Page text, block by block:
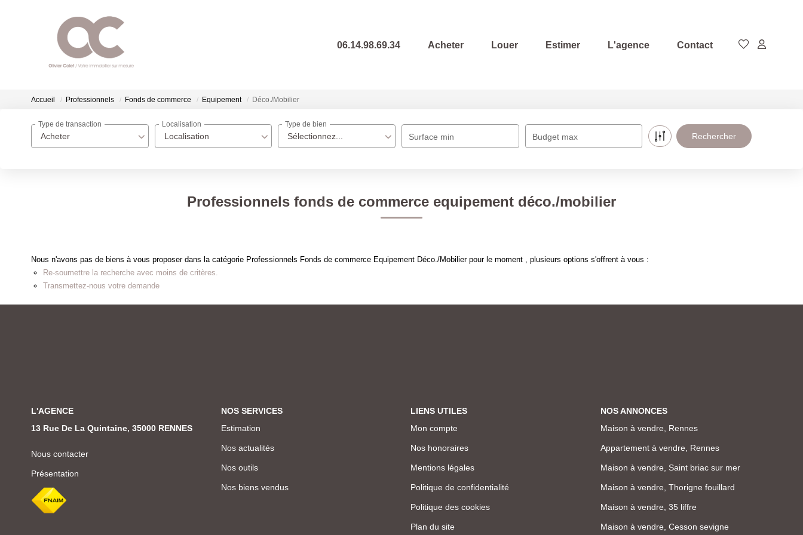
06.14.98.69.34 Acheter Louer Estimer L'agence Contact
Accueil Professionnels Fonds de commerce Equipement Déco./Mobilier
Acheter
Type de transaction
Localisation
Localisation
Sélectionnez...
Type de bien
Surface min Budget max
Professionnels fonds de commerce equipement déco./mobilier
Nous n'avons pas de biens à vous proposer dans la catégorie Professionnels Fonds de commerce Equipement Déco./Mobilier pour le moment , plusieurs options s'offrent à vous :
Re-soumettre la recherche avec moins de critères.
Transmettez-nous votre demande
L'AGENCE
13 Rue De La Quintaine, 35000 RENNES
Nous contacter
Présentation
NOS SERVICES
Estimation
Nos actualités
Nos outils
Nos biens vendus
LIENS UTILES
Mon compte
Nos honoraires
Mentions légales
Politique de confidentialité
Politique des cookies
Plan du site
NOS ANNONCES
Maison à vendre, Rennes
Appartement à vendre, Rennes
Maison à vendre, Saint briac sur mer
Maison à vendre, Thorigne fouillard
Maison à vendre, 35 liffre
Maison à vendre, Cesson sevigne